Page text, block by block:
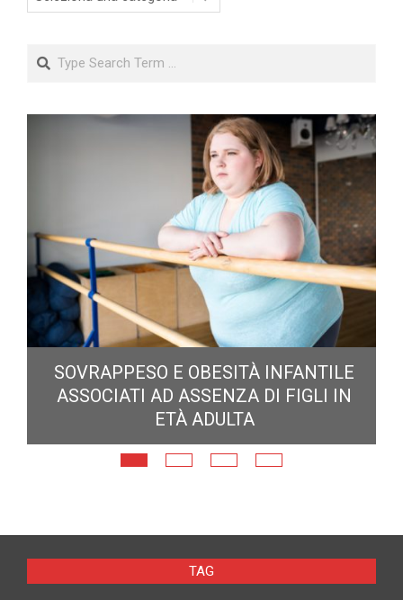
Search
SOVRAPPESO E OBESITÀ INFANTILE
ASSOCIATI AD ASSENZA DI FIGLI IN
ETÀ ADULTA
TAG